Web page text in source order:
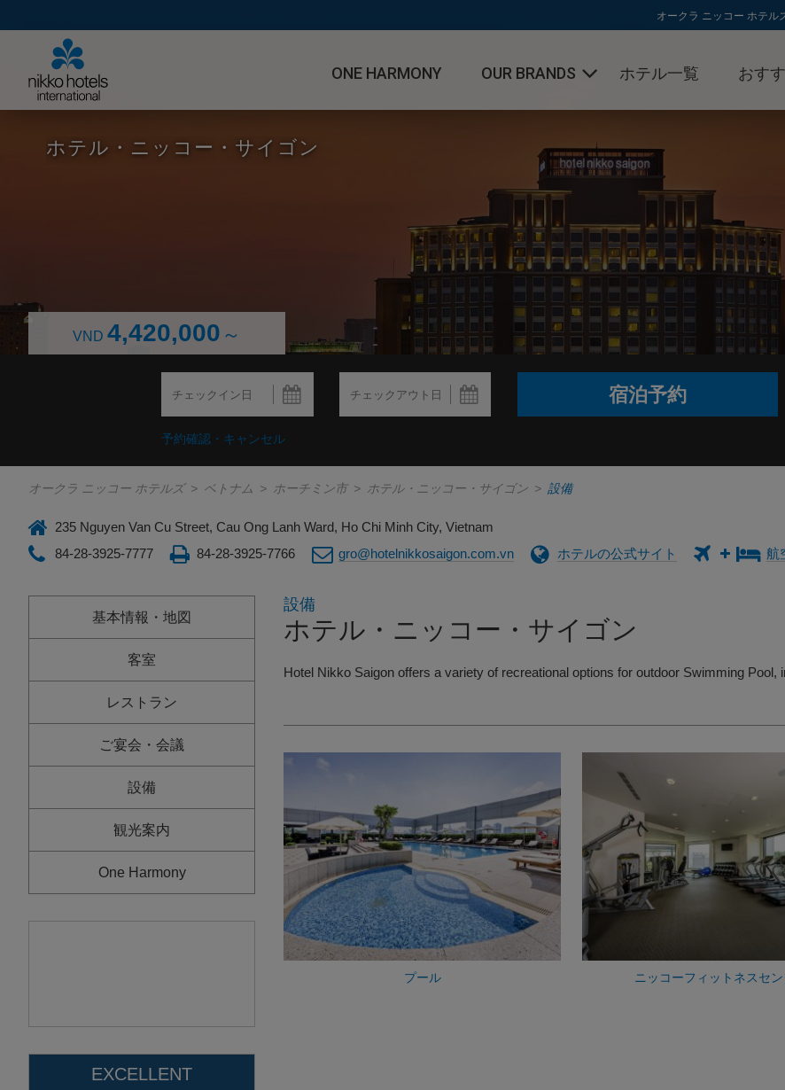
オークラ ニッコー ホテル
ONE HARMONY OUR BRANDS
ホテルJALシティ
ホテル一覧 おす
ホテル・ニッコー・サイゴン
VND 4,420,000～
予約確認・キャンセル
オークラ ニッコー ホテルズ > ベトナム > ホーチミン市 > ホテル・ニッコー・サイゴン > 設備
235 Nguyen Van Cu Street, Cau Ong Lanh Ward, Ho Chi Minh City, Vietnam
84-28-3925-7777
84-28-3925-7766 gro@hotelnikkosaigon.com.vn ホテルの公式サイト 航
基本情報・地図
客室
レストラン
ご宴会・会議
設備
観光案内
One Harmony
EXCELLENT
設備
ホテル・ニッコー・サイゴン
Hotel Nikko Saigon offers a variety of recreational options for outdoor Swimming Pool,
プール ニッコーフィットネスセ